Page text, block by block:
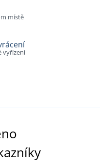
místě
vyřízení